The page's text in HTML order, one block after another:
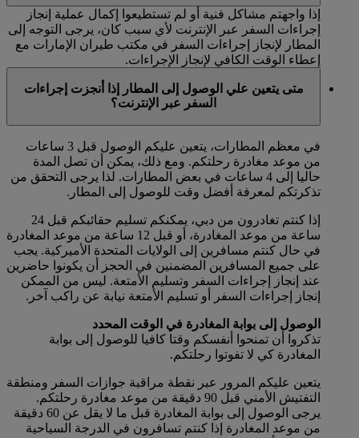
إذا واجهتم مشاكل فنية أو لم تستطيعوا إكمال عملية إنجاز
إجراءات السفر عبر الإنترنت لأي سبب كان، يرجى التوجه إلى
المطار لإنجاز إجراءات السفر في مكتب طيران الإمارات مع
إعطاء الوقت الكافي لإنجاز الإجراءات.
متى يتعين علي الوصول إلى المطار إذا أنجزت إجراءات
السفر عبر الإنترنت؟
في معظم المطارات، يتعين عليكم الوصول قبل 3 ساعات
من موعد مغادرة رحلتكم. ومع ذلك، يمكن أن تصل المدة
حاليا إلى 4 ساعات في بعض المطارات. لذا يرجى التحقق من
تذكرتكم لمعرفة أفضل وقت للوصول إلى المطار.
إذا كنتم تغادرون من دبي، يمكنكم تسليم حقائبكم قبل 24
ساعة من موعد المغادرة، أو قبل 12 ساعة من موعد المغادرة
في حال كنتم مسافرين إلى الولايات المتحدة الأميركية. يجب
على جميع المسافرين المضمنين في الحجز أن يكونوا حاضرين
عند إنجاز إجراءات السفر وتسليم الأمتعة. ليس من الممكن
إنجاز إجراءات السفر أو تسليم الأمتعة نيابة عن راكب آخر.
الوصول إلى بوابة المغادرة في الوقت المحدد
تذكروا أن تمنحوا أنفسكم وقتا كافيا للوصول إلى بوابة
المغادرة كي لا تفوتوا رحلتكم.
يتعين عليكم المرور عبر نقطة مراقبة جوازات السفر ومنطقة
التفتيش الأمني قبل 90 دقيقة من موعد مغادرة رحلتكم.
يرجى الوصول إلى بوابة المغادرة قبل ما لا يقل عن 60 دقيقة
من موعد المغادرة إذا كنتم تسافرون في الدرجة السياحية